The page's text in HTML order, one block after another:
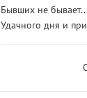
Бывших не
Удачного дня и